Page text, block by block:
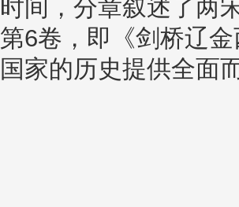
时间，分章叙述了两
第6卷，即《剑桥辽
国家的历史提供全面